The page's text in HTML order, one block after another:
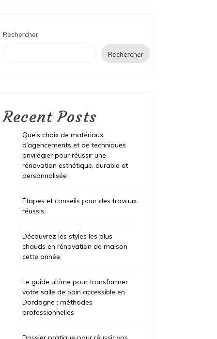
choix de matériaux,
et de techniques
pour réussir une
Rechercher
Rechercher
Recent Posts
Quels choix de matériaux,
d’agencements et de techniques
privilégier pour réussir une
rénovation esthétique, durable et
personnalisée
Étapes et conseils pour des travaux
réussis.
Découvrez les styles les plus
chauds en rénovation de maison
cette année.
Le guide ultime pour transformer
votre salle de bain accessible en
Dordogne : méthodes
professionnelles